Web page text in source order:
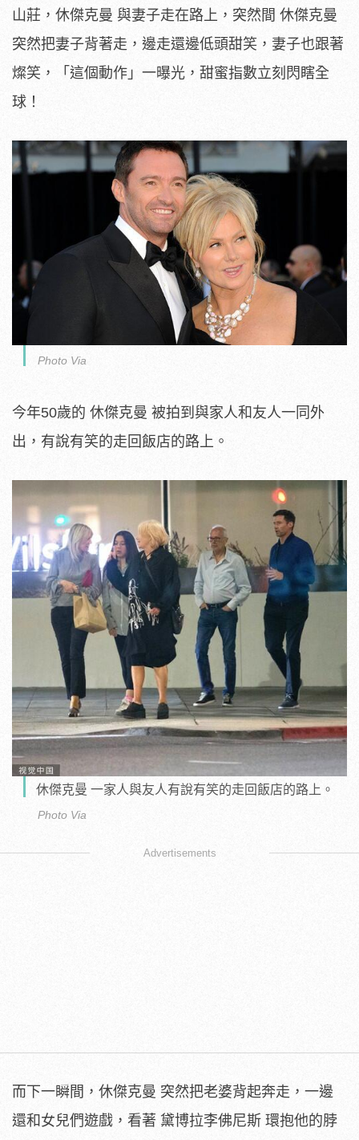
山莊，休傑克曼 與妻子走在路上，突然間 休傑克曼
突然把妻子背著走，邊走還邊低頭甜笑，妻子也跟著
燦笑，「這個動作」一曝光，甜蜜指數立刻閃瞎全
球！
Photo Via
今年50歲的 休傑克曼 被拍到與家人和友人一同外
出，有說有笑的走回飯店的路上。
休傑克曼 一家人與友人有說有笑的走回飯店的路上。
Photo Via
Advertisements
而下一瞬間，休傑克曼 突然把老婆背起奔走，一邊
還和女兒們遊戲，看著 黛博拉李佛尼斯 環抱他的脖